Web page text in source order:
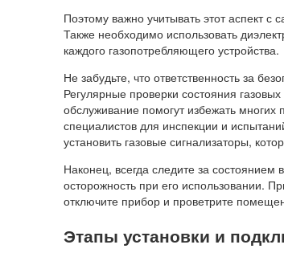
Поэтому важно учитывать этот аспект с
Также необходимо использовать
каждого газопотребляющего устройства.
Не забудьте, что ответственность за
Регулярные проверки состояния
обслуживание помогут избежать
специалистов для инспекции и
установить газовые сигнализаторы,
Наконец, всегда следите за состоянием
осторожность при его использовании.
отключите прибор и проветрите
Этапы установки и